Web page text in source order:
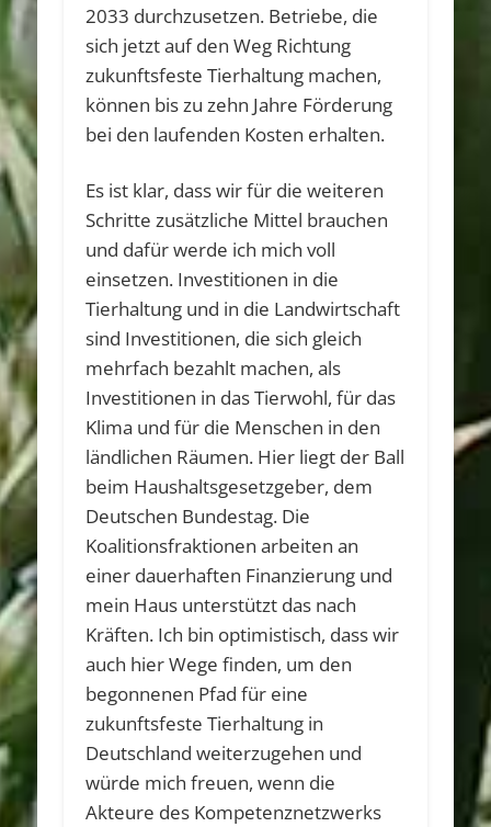
2033 durchzusetzen. Betriebe, die
sich jetzt auf den Weg Richtung
zukunftsfeste Tierhaltung machen,
können bis zu zehn Jahre Förderung
bei den laufenden Kosten erhalten.
Es ist klar, dass wir für die weiteren
Schritte zusätzliche Mittel brauchen
und dafür werde ich mich voll
einsetzen. Investitionen in die
Tierhaltung und in die Landwirtschaft
sind Investitionen, die sich gleich
mehrfach bezahlt machen, als
Investitionen in das Tierwohl, für das
Klima und für die Menschen in den
ländlichen Räumen. Hier liegt der Ball
beim Haushaltsgesetzgeber, dem
Deutschen Bundestag. Die
Koalitionsfraktionen arbeiten an
einer dauerhaften Finanzierung und
mein Haus unterstützt das nach
Kräften. Ich bin optimistisch, dass wir
auch hier Wege finden, um den
begonnenen Pfad für eine
zukunftsfeste Tierhaltung in
Deutschland weiterzugehen und
würde mich freuen, wenn die
Akteure des Kompetenznetzwerks